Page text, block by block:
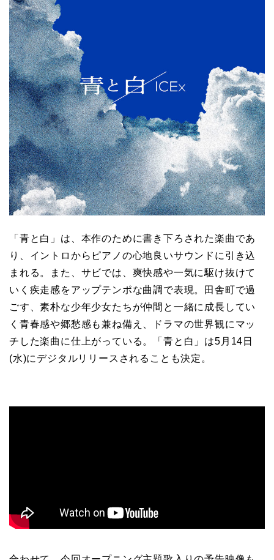
「青と白」は、本作のために書き下ろされた楽曲であ
り、イントロからピアノの心地良いサウンドに引き込
まれる。また、サビでは、爽快感や一気に駆け抜けて
いく疾走感をアップテンポな曲調で表現。田舎町で過
ごす、素朴な少年少女たちが仲間と一緒に成長してい
く青春感や郷愁感も兼ね備え、ドラマの世界観にマッ
チした楽曲に仕上がっている。「青と白」は5月14日
(水)にデジタルリリースされることも決定。